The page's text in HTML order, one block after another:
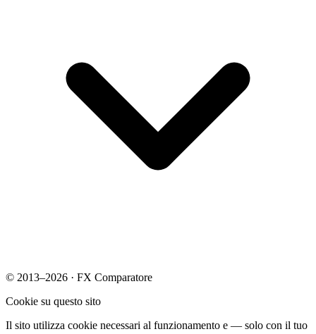
© 2013–2026 · FX Comparatore
Cookie su questo sito
Il sito utilizza cookie necessari al funzionamento e — solo con il tuo